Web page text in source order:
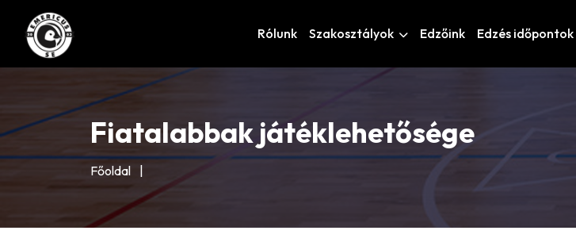
Rólunk Szakosztályok Edzőink Edzés időpontok
Fiatalabbak játéklehetősége
Főoldal